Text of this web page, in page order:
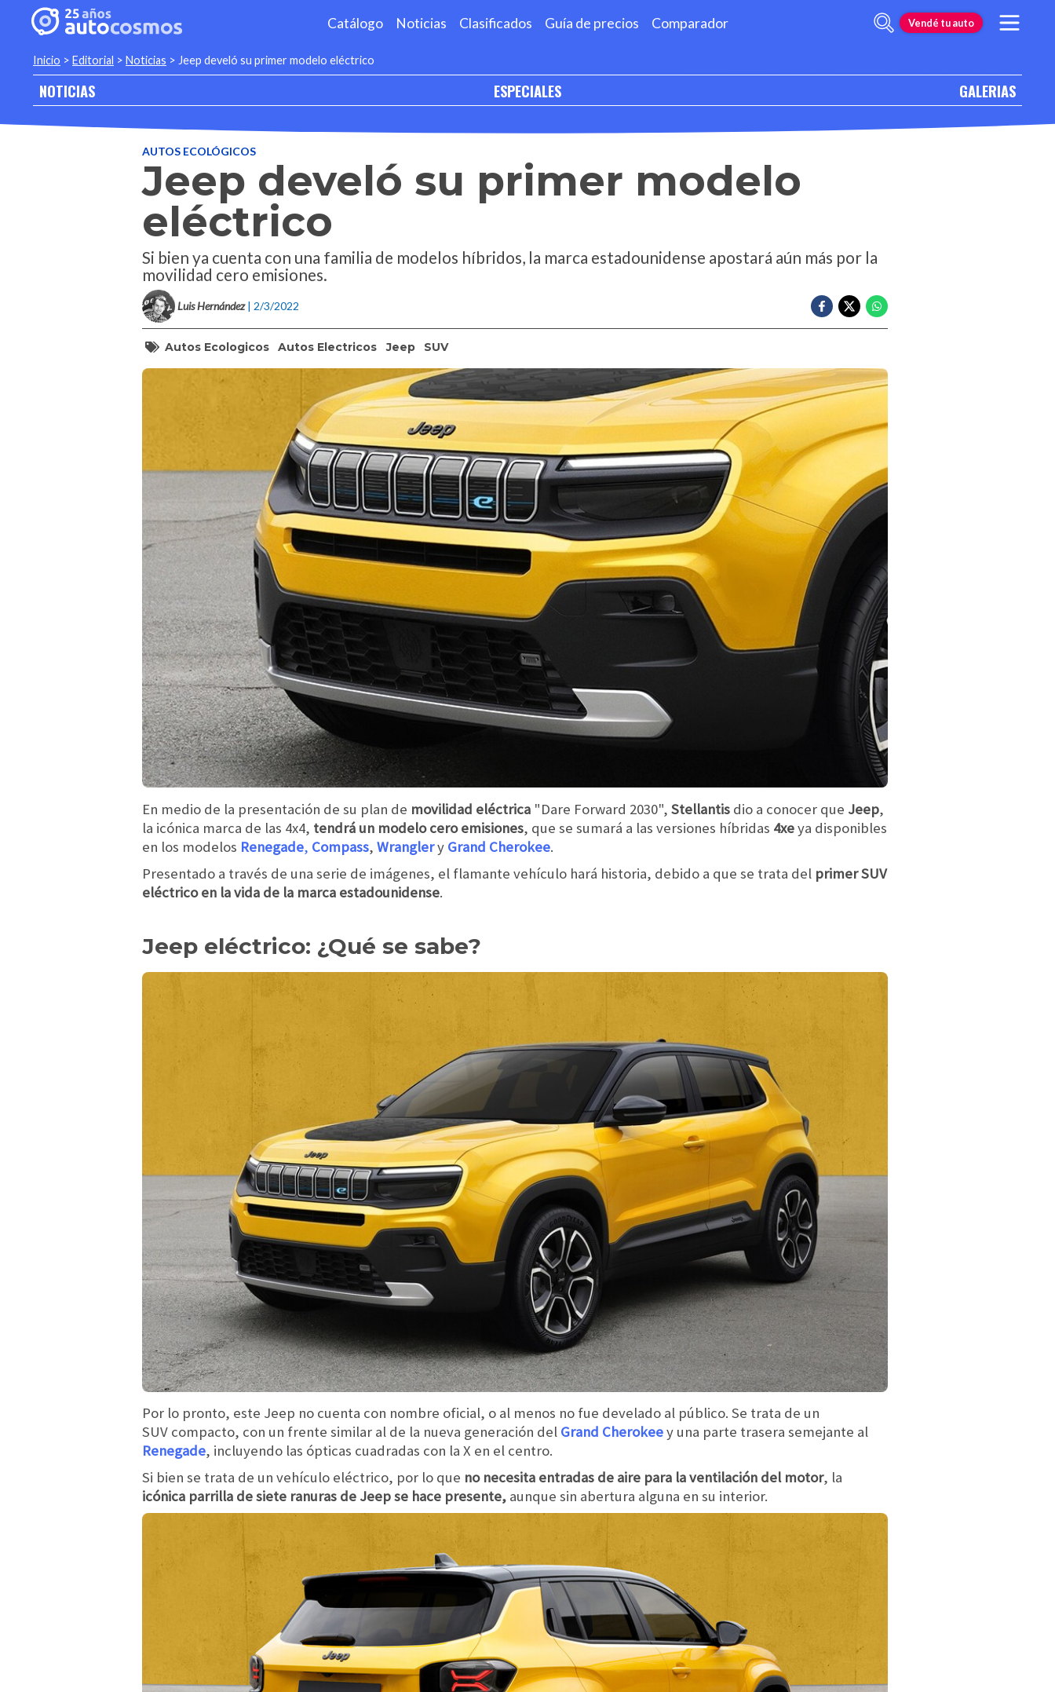
Catálogo Noticias Clasificados Guía de precios Comparador Vendé tu auto
Inicio > Editorial > Noticias > Jeep develó su primer modelo eléctrico
NOTICIAS ESPECIALES GALERIAS
AUTOS ECOLÓGICOS
Jeep develó su primer modelo
eléctrico
Si bien ya cuenta con una familia de modelos híbridos, la marca estadounidense apostará aún más por la
movilidad cero emisiones.
Luis Hernández | 2/3/2022
Autos Ecologicos Autos Electricos Jeep SUV
En medio de la presentación de su plan de movilidad eléctrica "Dare Forward 2030", Stellantis dio a conocer que Jeep,
la icónica marca de las 4x4, tendrá un modelo cero emisiones, que se sumará a las versiones híbridas 4xeya disponibles
en los modelos Renegade, Compass, Wranglery Grand Cherokee.
Presentado a través de una serie de imágenes, el flamante vehículo hará historia, debido a que se trata del primer SUV
eléctrico en la vida de la marca estadounidense.
Jeep eléctrico: ¿Qué se sabe?
Por lo pronto, este Jeep no cuenta con nombre oficial, o al menos no fue develado al público. Se trata de un
SUV compacto, con un frente similar al de la nueva generación del Grand Cherokeey una parte trasera semejante al
Renegade, incluyendo las ópticas cuadradas con la X en el centro.
Si bien se trata de un vehículo eléctrico, por lo que no necesita entradas de aire para la ventilación del motor, la
icónica parrilla de siete ranuras de Jeep se hace presente, aunque sin abertura alguna en su interior.